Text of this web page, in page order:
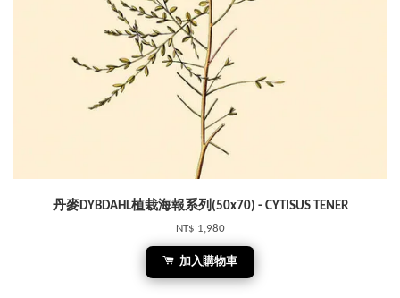
丹麥DYBDAHL植栽海報系列(50x70) - CYTISUS TENER
NT$ 1,980
加入購物車